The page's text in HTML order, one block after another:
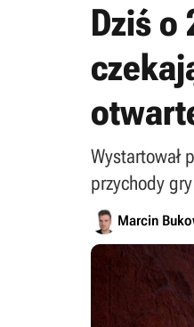
Dziś o
Wystartował
przychody
Marcin